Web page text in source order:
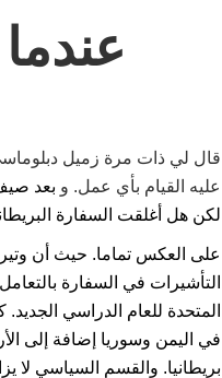
قال لي ذات مرة زميل
عليه القيام بأي عمل. و بعد
لكن هل أغلقت السفارة
على العكس تماما. حيث أن
التأشيرات في السفارة
المتحدة للعام الدراسي
في اليمن وسوريا إضافة إلى
بريطانيا. والقسم السياسي